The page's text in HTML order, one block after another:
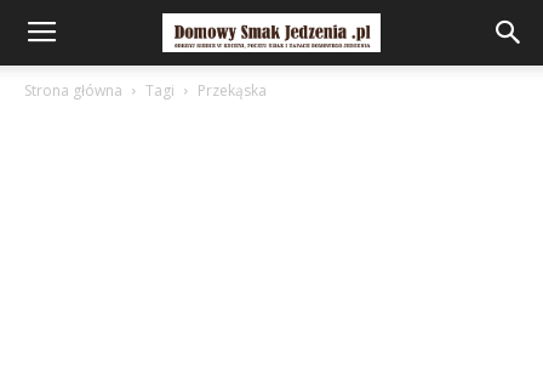
Strona główna Tagi Przekąska